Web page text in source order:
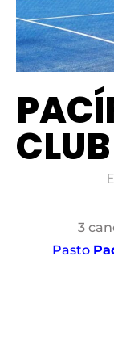
CLUB
3
Pasto